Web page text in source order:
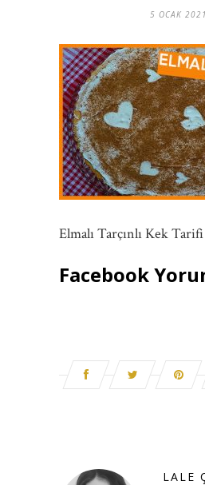
5 OCAK 2021
Elmalı Tarçınlı Kek Tarifi
Facebook
LALE